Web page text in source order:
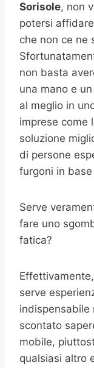
Sorisole, non
potersi
che non ce ne
non basta
una mano e
al meglio in
imprese come
soluzione
di persone
furgoni in
Serve
fare uno
fatica?
serve
indispensabile
scontato
mobile,
qualsiasi altro